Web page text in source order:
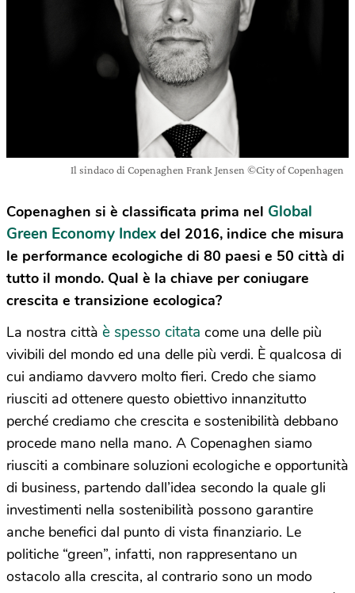
Il sindaco di Copenaghen Frank Jensen ©City of Copenhagen
Copenaghen si è classificata prima nel Global
Green Economy Index del 2016, indice che misura
le performance ecologiche di 80 paesi e 50 città di
tutto il mondo. Qual è la chiave per coniugare
crescita e transizione ecologica?
La nostra città è spesso citata come una delle più
vivibili del mondo ed una delle più verdi. È qualcosa di
cui andiamo davvero molto fieri. Credo che siamo
riusciti ad ottenere questo obiettivo innanzitutto
perché crediamo che crescita e sostenibilità debbano
procede mano nella mano. A Copenaghen siamo
riusciti a combinare soluzioni ecologiche e opportunità
di business, partendo dall’idea secondo la quale gli
investimenti nella sostenibilità possono garantire
anche benefici dal punto di vista finanziario. Le
politiche “green”, infatti, non rappresentano un
ostacolo alla crescita, al contrario sono un modo